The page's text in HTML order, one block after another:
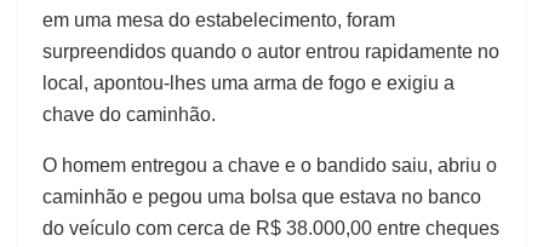
em uma mesa do estabelecimento, foram
surpreendidos quando o autor entrou rapidamente no
local, apontou-lhes uma arma de fogo e exigiu a
chave do caminhão.
O homem entregou a chave e o bandido saiu, abriu o
caminhão e pegou uma bolsa que estava no banco
do veículo com cerca de R$ 38.000,00 entre cheques